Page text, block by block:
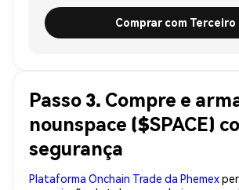
Comprar com Terceiro
Passo 3. Compre e
nounspace ($SPACE)
segurança
Plataforma Onchain Trade da Phemex